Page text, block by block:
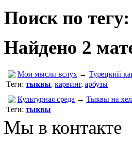
Поиск по тегу:
Найдено 2
Мои мысли вслух → Турецкий
Теги: тыквы, карвинг, арбузы
Культурная среда → Тыквы на
Теги: тыквы
Мы в контакте